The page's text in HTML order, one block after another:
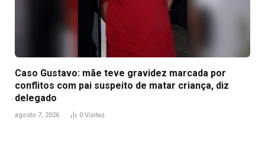
Caso Gustavo: mãe teve gravidez marcada por
conflitos com pai suspeito de matar criança, diz
delegado
agosto 7, 2026 0 Visitas